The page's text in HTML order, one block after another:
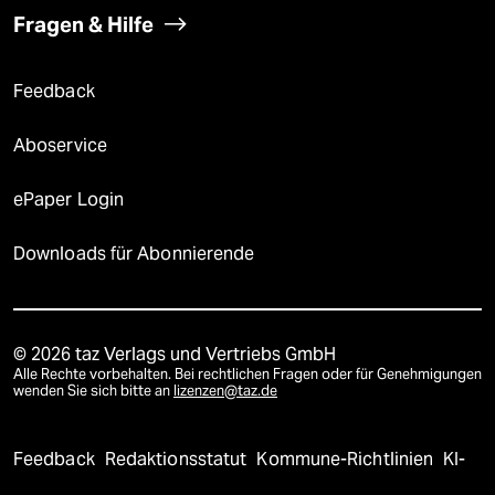
Fragen & Hilfe
Feedback
Aboservice
ePaper Login
Downloads für Abonnierende
© 2026 taz Verlags und Vertriebs GmbH
Alle Rechte vorbehalten. Bei rechtlichen Fragen oder für Genehmigungen
wenden Sie sich bitte an lizenzen@taz.de
Feedback Redaktionsstatut Kommune-Richtlinien KI-